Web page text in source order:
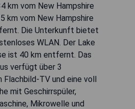
km vom New Hampshire
km vom New Hampshire
Die Unterkunft bietet
WLAN. Der Lake
ist 40 km entfernt. Das
verfügt über 3
Flachbild-TV und eine voll
mit Geschirrspüler,
Mikrowelle und